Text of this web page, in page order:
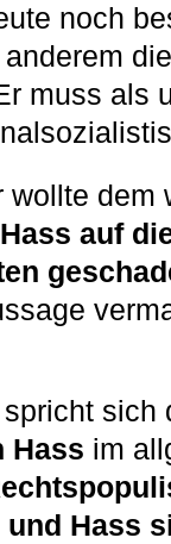
noch
anderem
muss als
wollte dem
auf
sich
Hass im
Hass